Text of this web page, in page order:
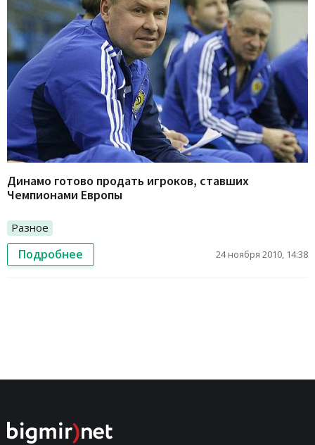
Динамо готово продать игроков, ставших
Чемпионами Европы
Разное
Подробнее 24 ноября 2010, 14:38